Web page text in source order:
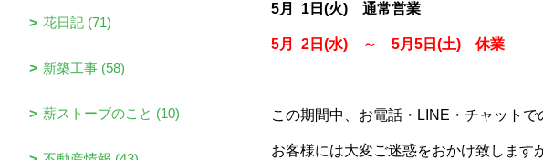
5月 1日(火) 通常営業
5月 2日(水) ～ 5月5日(土) 休業
この期間中、お電話・LINE・チャットで
お客様には大変ご迷惑をおかけ致します
花日記 (71)
新築工事 (58)
薪ストーブのこと (10)